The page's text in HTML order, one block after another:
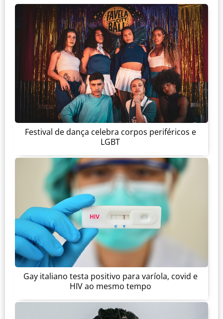
Festival de dança celebra corpos periféricos e
LGBT
Gay italiano testa positivo para varíola, covid e
HIV ao mesmo tempo